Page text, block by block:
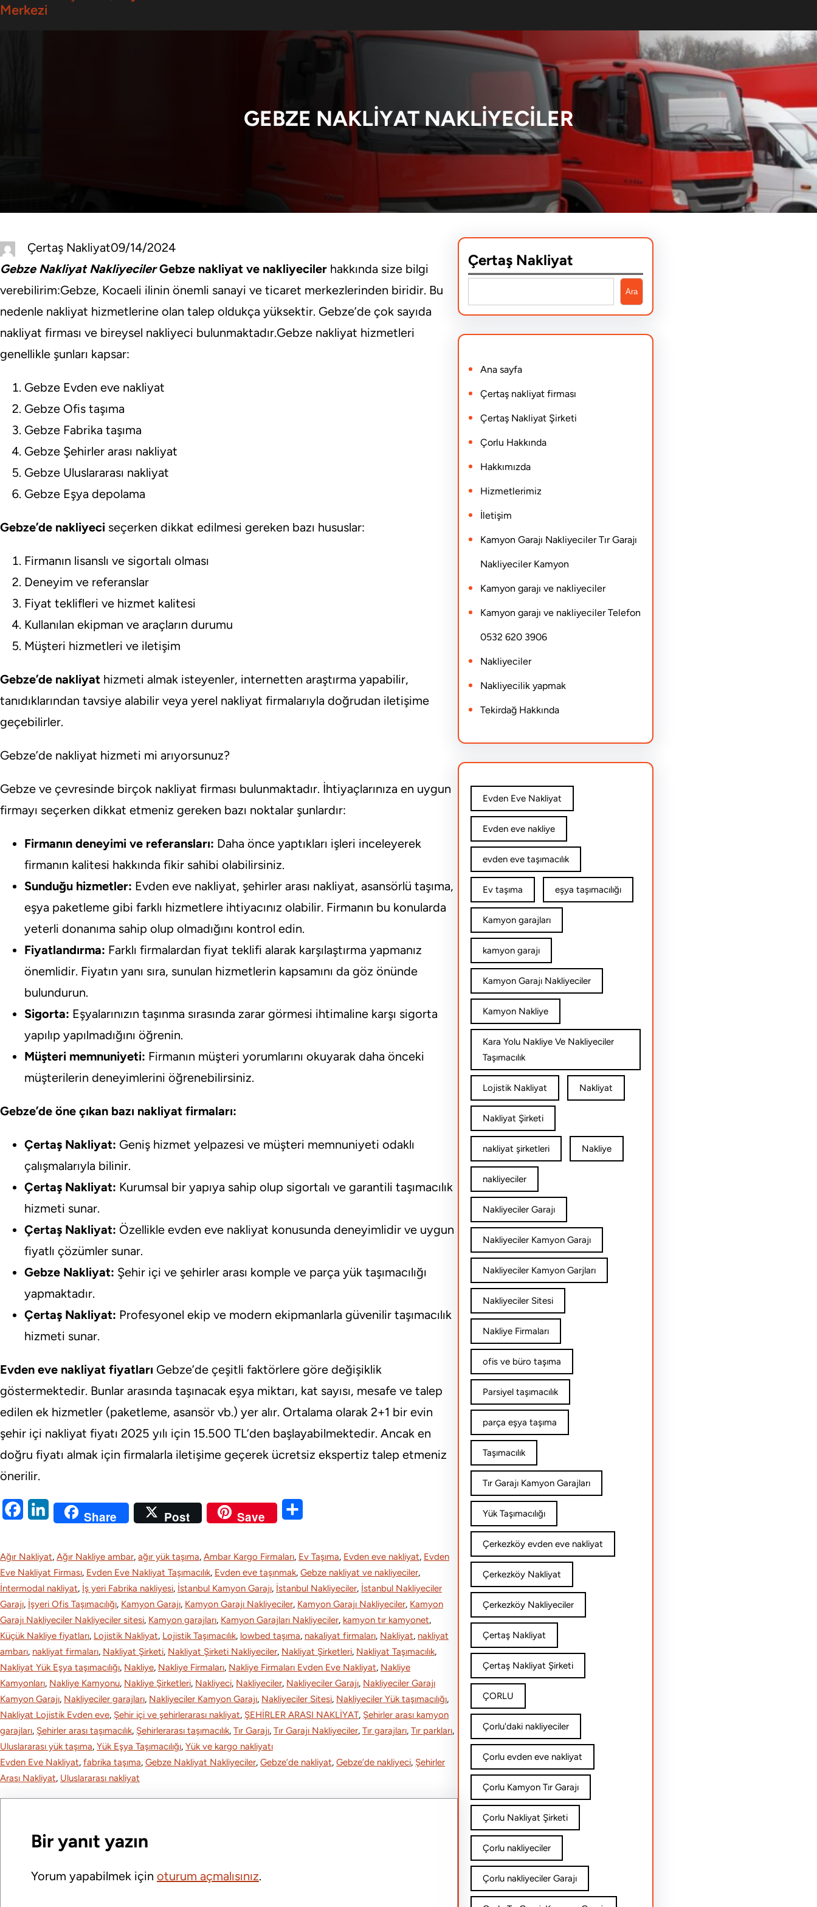
Merkezi
GEBZE NAKLIYAT NAKLIYECILER
Çertaş Nakliyat09/14/2024
Gebze Nakliyat Nakliyeciler Gebze nakliyat ve nakliyeciler hakkında size bilgi
verebilirim:Gebze, Kocaeli ilinin önemli sanayi ve ticaret merkezlerinden biridir. Bu
nedenle nakliyat hizmetlerine olan talep oldukça yüksektir. Gebze’de çok sayıda
nakliyat firması ve bireysel nakliyeci bulunmaktadır.Gebze nakliyat hizmetleri
genellikle şunları kapsar:
Gebze Evden eve nakliyat
Gebze Ofis taşıma
Gebze Fabrika taşıma
Gebze Şehirler arası nakliyat
Gebze Uluslararası nakliyat
Gebze Eşya depolama
Gebze’de nakliyeci seçerken dikkat edilmesi gereken bazı hususlar:
Firmanın lisanslı ve sigortalı olması
Deneyim ve referanslar
Fiyat teklifleri ve hizmet kalitesi
Kullanılan ekipman ve araçların durumu
Müşteri hizmetleri ve iletişim
Gebze’de nakliyat hizmeti almak isteyenler, internetten araştırma yapabilir,
tanıdıklarından tavsiye alabilir veya yerel nakliyat firmalarıyla doğrudan iletişime
geçebilirler.
Gebze’de nakliyat hizmeti mi arıyorsunuz?
Gebze ve çevresinde birçok nakliyat firması bulunmaktadır. İhtiyaçlarınıza en uygun
firmayı seçerken dikkat etmeniz gereken bazı noktalar şunlardır:
Firmanın deneyimi ve referansları: Daha önce yaptıkları işleri inceleyerek
firmanın kalitesi hakkında fikir sahibi olabilirsiniz.
Sunduğu hizmetler: Evden eve nakliyat, şehirler arası nakliyat, asansörlü taşıma,
eşya paketleme gibi farklı hizmetlere ihtiyacınız olabilir. Firmanın bu konularda
yeterli donanıma sahip olup olmadığını kontrol edin.
Fiyatlandırma: Farklı firmalardan fiyat teklifi alarak karşılaştırma yapmanız
önemlidir. Fiyatın yanı sıra, sunulan hizmetlerin kapsamını da göz önünde
bulundurun.
Sigorta: Eşyalarınızın taşınma sırasında zarar görmesi ihtimaline karşı sigorta
yapılıp yapılmadığını öğrenin.
Müşteri memnuniyeti: Firmanın müşteri yorumlarını okuyarak daha önceki
müşterilerin deneyimlerini öğrenebilirsiniz.
Gebze’de öne çıkan bazı nakliyat firmaları:
Çertaş Nakliyat: Geniş hizmet yelpazesi ve müşteri memnuniyeti odaklı
çalışmalarıyla bilinir.
Çertaş Nakliyat: Kurumsal bir yapıya sahip olup sigortalı ve garantili taşımacılık
hizmeti sunar.
Çertaş Nakliyat: Özellikle evden eve nakliyat konusunda deneyimlidir ve uygun
fiyatlı çözümler sunar.
Gebze Nakliyat: Şehir içi ve şehirler arası komple ve parça yük taşımacılığı
yapmaktadır.
Çertaş Nakliyat: Profesyonel ekip ve modern ekipmanlarla güvenilir taşımacılık
hizmeti sunar.
Evden eve nakliyat fiyatları Gebze’de çeşitli faktörlere göre değişiklik
göstermektedir. Bunlar arasında taşınacak eşya miktarı, kat sayısı, mesafe ve talep
edilen ek hizmetler (paketleme, asansör vb.) yer alır. Ortalama olarak 2+1 bir evin
şehir içi nakliyat fiyatı 2025 yılı için 15.500 TL’den başlayabilmektedir. Ancak en
doğru fiyatı almak için firmalarla iletişime geçerek ücretsiz ekspertiz talep etmeniz
önerilir.
c
e
b
o
o
k
k
e
d
I
n
Share Post Save
a
r
e
Ağır Nakliyat, Ağır Nakliye ambar, ağır yük taşıma, Ambar Kargo Firmaları, Ev Taşıma, Evden eve nakliyat, Evden
Eve Nakliyat Firması, Evden Eve Nakliyat Taşımacılık, Evden еvе taşınmak, Gebze nakliyat ve nakliyeciler
İntermodal nakliyat, İş yeri Fabrika nakliyesi, İstanbul Kamyon Garajı, İstanbul Nakliyeciler, İstanbul Nakliyeciler
Garajı, İşyeri Ofis Taşımacılığı, Kamyon Garajı, Kamyon Garajı Nakliyeciler, Kamyon Garajı Nakliyeciler, Kamyon
Garajı Nakliyeciler Nakliyeciler sitesi, Kamyon garajları, Kamyon Garajları Nakliyeciler, kamyon tır kamyonet
Küçük Nakliye fiyatları, Lojistik Nakliyat, Lojistik Taşımacılık, lowbed taşıma, nakaliyat firmaları, Nakliyat, nakliyat
ambarı, nakliyat firmaları, Nakliyat Şirketi, Nakliyat Şirketi Nakliyeciler, Nakliyat Şirketleri, Nakliyat Taşımacılık
Nakliyat Yük Eşya taşımacılığı, Nakliye, Nakliye Firmaları, Nakliye Firmaları Evden Eve Nakliyat, Nakliye
Kamyonları, Nakliye Kamyonu, Nakliye Şirketleri, Nakliyeci, Nakliyeciler, Nakliyeciler Garajı, Nakliyeciler Garajı
Kamyon Garajı, Nakliyeciler garajları, Nakliyeciler Kamyon Garajı, Nakliyeciler Sitesi, Nakliyeciler Yük taşımacılığı
Nаkliyаt Lojistik Evdеn eve, Şehir içi ve şehirlerarası nakliyat, ŞEHİRLER ARASI NAKLİYAT, Şehirler arası kamyon
garajları, Şehirler arası taşımacılık, Şehirlerarası taşımacılık, Tır Garajı, Tır Garajı Nakliyeciler, Tır garajları, Tır parkları
Uluslararası yük taşıma, Yük Eşya Taşımacılığı, Yük ve kargo nakliyatı
Evden Eve Nakliyat, fabrika taşıma, Gebze Nakliyat Nakliyeciler, Gebze’de nakliyat, Gebze’de nakliyeci, Şehirler
Arası Nakliyat, Uluslararası nakliyat
Bir yanıt yazın
Yorum yapabilmek için oturum açmalısınız.
Çertaş Nakliyat
e
a
c
h
Ara
Ana sayfa
Çertaş nakliyat firması
Çertaş Nakliyat Şirketi
Çorlu Hakkında
Hakkımızda
Hizmetlerimiz
İletişim
Kamyon Garajı Nakliyeciler Tır Garajı
Nakliyeciler Kamyon
Kamyon garajı ve nakliyeciler
Kamyon garajı ve nakliyeciler Telefon
0532 620 3906
Nakliyeciler
Nakliyecilik yapmak
Tekirdağ Hakkında
Evden Eve Nakliyat
Evden eve nakliye
evden eve taşımacılık
Ev taşıma eşya taşımacılığı
Kamyon garajları
kamyon garajı
Kamyon Garajı Nakliyeciler
Kamyon Nakliye
Kara Yolu Nakliye Ve Nakliyeciler
Taşımacılık
Lojistik Nakliyat Nakliyat
Nakliyat Şirketi
nakliyat şirketleri Nakliye
nakliyeciler
Nakliyeciler Garajı
Nakliyeciler Kamyon Garajı
Nakliyeciler Kamyon Garjları
Nakliyeciler Sitesi
Nakliye Firmaları
ofis ve büro taşıma
Parsiyel taşımacılık
parça eşya taşıma
Taşımacılık
Tır Garajı Kamyon Garajları
Yük Taşımacılığı
Çerkezköy evden eve nakliyat
Çerkezköy Nakliyat
Çerkezköy Nakliyeciler
Çertaş Nakliyat
Çertaş Nakliyat Şirketi
ÇORLU
Çorlu'daki nakliyeciler
Çorlu evden eve nakliyat
Çorlu Kamyon Tır Garajı
Çorlu Nakliyat Şirketi
Çorlu nakliyeciler
Çorlu nakliyeciler Garajı